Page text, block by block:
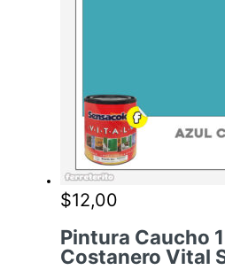
$12,00
Pintura Caucho
Costanero Vital